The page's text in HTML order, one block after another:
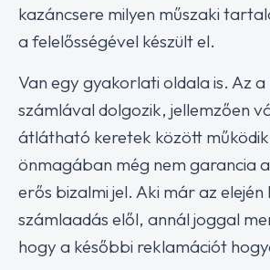
kazáncsere milyen műszaki
a felelősségével készült el.
Van egy gyakorlati oldala is. Az
számlával dolgozik, jellemzően
átlátható keretek között
önmagában még nem garancia
erős bizalmi jel. Aki már az elején
számlaadás elől, annál joggal
hogy a későbbi reklamációt